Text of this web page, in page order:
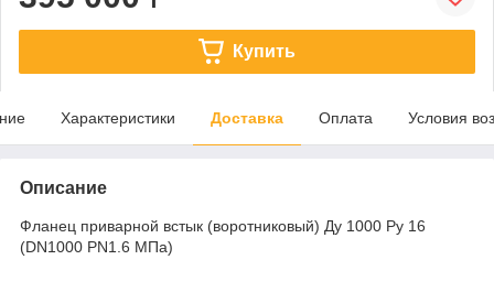
Купить
Характеристики Доставка Оплата Условия
Описание
Фланец приварной встык (воротниковый) Ду 1000 Ру 16
(DN1000 PN1.6 МПа)